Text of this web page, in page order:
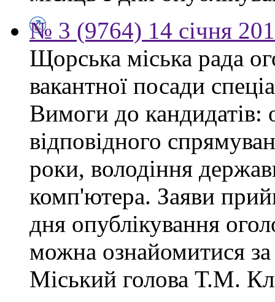
№ 3 (9764) 14 січня
Щорська міська рада
вакантної посади
Вимоги до кандидатів:
відповідного
роки, володіння
комп'ютера. Заяви
дня опублікування
можна ознайомитися
Міський голова Т.М.